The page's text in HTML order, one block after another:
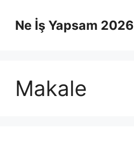
Ne İş Yapsam 2026
Makale